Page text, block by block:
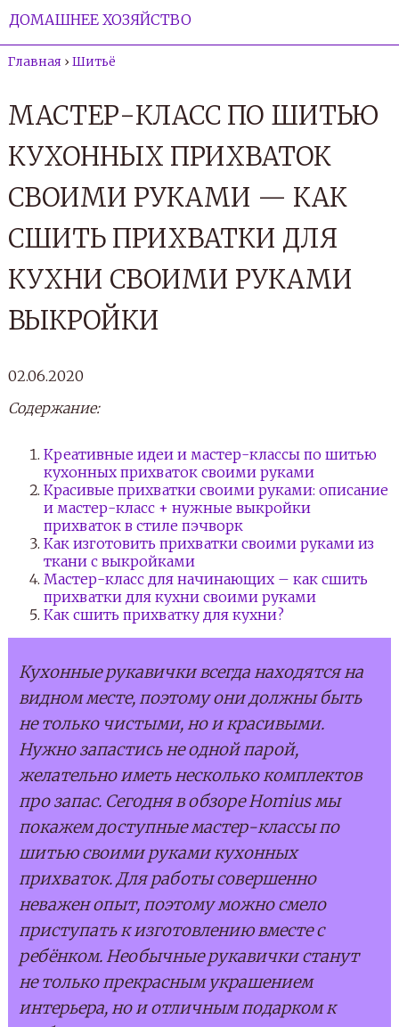
ДОМАШНЕЕ ХОЗЯЙСТВО
Главная › Шитьё
МАСТЕР-КЛАСС ПО ШИТЬЮ
КУХОННЫХ ПРИХВАТОК
СВОИМИ РУКАМИ — КАК
СШИТЬ ПРИХВАТКИ ДЛЯ
КУХНИ СВОИМИ РУКАМИ
ВЫКРОЙКИ
02.06.2020
Содержание:
Креативные идеи и мастер-классы по шитью
кухонных прихваток своими руками
Красивые прихватки своими руками: описание
и мастер-класс + нужные выкройки
прихваток в стиле пэчворк
Как изготовить прихватки своими руками из
ткани с выкройками
Мастер-класс для начинающих – как сшить
прихватки для кухни своими руками
Как сшить прихватку для кухни?
Кухонные рукавички всегда находятся на
видном месте, поэтому они должны быть
не только чистыми, но и красивыми.
Нужно запастись не одной парой,
желательно иметь несколько комплектов
про запас. Сегодня в обзоре Homius мы
покажем доступные мастер-классы по
шитью своими руками кухонных
прихваток. Для работы совершенно
неважен опыт, поэтому можно смело
приступать к изготовлению вместе с
ребёнком. Необычные рукавички станут
не только прекрасным украшением
интерьера, но и отличным подарком к